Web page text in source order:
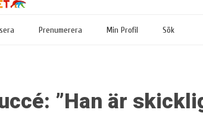
Prenumerera Min Profil Sök
”Han är